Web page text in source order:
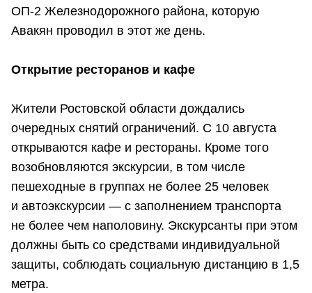
ОП-2 Железнодорожного района, которую
Авакян проводил в этот же день.
Открытие ресторанов и кафе
Жители Ростовской области дождались
очередных снятий ограничений. С 10 августа
открываются кафе и рестораны. Кроме того
возобновляются экскурсии, в том числе
пешеходные в группах не более 25 человек
и автоэкскурсии — с заполнением транспорта
не более чем наполовину. Экскурсанты при этом
должны быть со средствами индивидуальной
защиты, соблюдать социальную дистанцию в 1,5
метра.